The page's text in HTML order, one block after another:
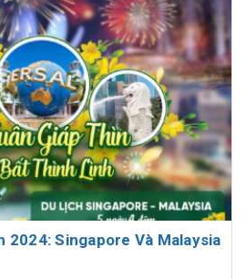
2024: Singapore Và Malaysia